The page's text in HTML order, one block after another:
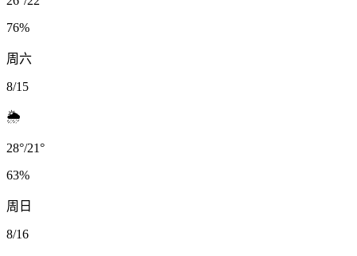
76%
周六
8/15
🌦️
28°/21°
63%
周日
8/16